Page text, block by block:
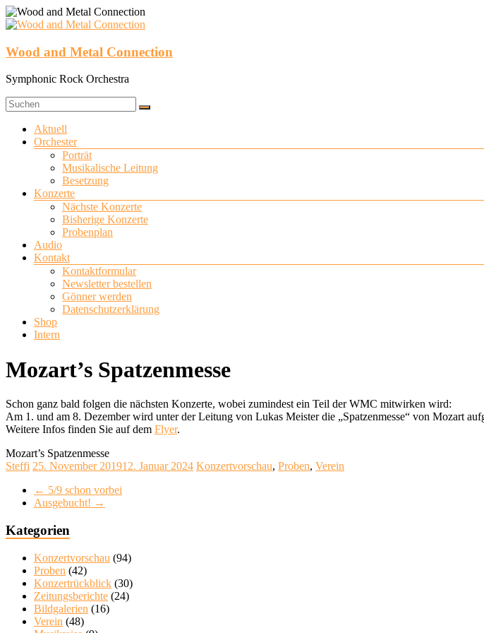
Zum
Inhalt
Wood and Metal Connection
Symphonic Rock Orchestra
Menü
Aktuell
Orchester
Porträt
Musikalische Leitung
Besetzung
Konzerte
Nächste Konzerte
Bisherige Konzerte
Probenplan
Audio
Kontakt
Kontaktformular
Newsletter bestellen
Gönner werden
Datenschutzerklärung
Shop
Intern
Mozart’s Spatzenmesse
Schon ganz bald folgen die nächsten Konzerte, wobei zumindest ein Teil der WMC mitwirken wird:
Am 1. und am 8. Dezember wird unter der Leitung von Lukas Meister die „Spatzenmesse“ von Mozart
Weitere Infos finden Sie auf dem Flyer.
Mozart’s Spatzenmesse
Steffi 25. November 201912. Januar 2024 Konzertvorschau, Proben, Verein
← 5/9 schon vorbei
Ausgebucht! →
Kategorien
Konzertvorschau (94)
Proben (42)
Konzertrückblick (30)
Zeitungsberichte (24)
Bildgalerien (16)
Verein (48)